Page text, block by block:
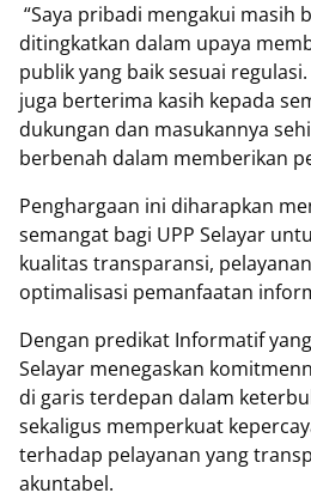
“Saya pribadi mengakui masih
ditingkatkan dalam upaya
publik yang baik sesuai
juga berterima kasih kepada
dukungan dan masukannya
berbenah dalam memberikan
‎Penghargaan ini diharapkan
semangat bagi UPP Selayar
kualitas transparansi,
optimalisasi pemanfaatan
‎Dengan predikat Informatif
Selayar menegaskan
di garis terdepan dalam
sekaligus memperkuat
terhadap pelayanan yang
akuntabel.